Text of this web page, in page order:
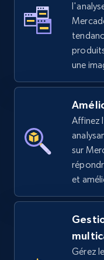
5.4K+
Amazon sellers
Seller id, URL,
info, Stars,
Seller reviews,
une
Affinez
sur
et
Gérez